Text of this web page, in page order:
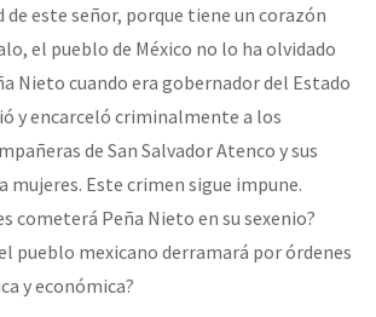
este señor, porque tiene un corazón
el pueblo de México no lo ha olvidado
Nieto cuando era gobernador del Estado
y encarceló criminalmente a los
de San Salvador Atenco y sus
mujeres. Este crimen sigue impune.
cometerá Peña Nieto en su sexenio?
pueblo mexicano derramará por órdenes
y económica?